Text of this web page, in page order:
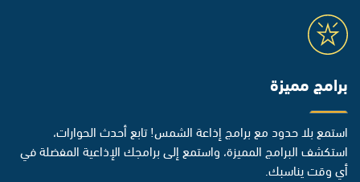
برامج مميزة
استمع بلا حدود مع برامج إذاعة الشمس! تابع أحدث الحوارات،
استكشف البرامج المميزة، واستمع إلى برامجك الإذاعية المفضلة في
أي وقت يناسبك.